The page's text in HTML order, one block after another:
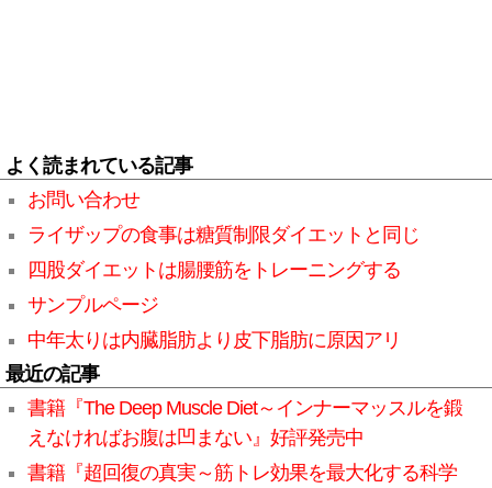
よく読まれている記事
お問い合わせ
ライザップの食事は糖質制限ダイエットと同じ
四股ダイエットは腸腰筋をトレーニングする
サンプルページ
中年太りは内臓脂肪より皮下脂肪に原因アリ
最近の記事
書籍『The Deep Muscle Diet～インナーマッスルを鍛
えなければお腹は凹まない』好評発売中
書籍『超回復の真実～筋トレ効果を最大化する科学